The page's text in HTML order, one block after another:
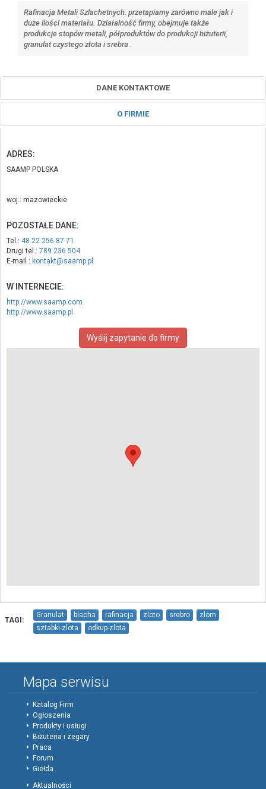
Rafinacja Metali Szlachetnych: przetapiamy zarówno male jak i
duze ilości materiału. Działalność firmy, obejmuje także
produkcje stopów metali, półproduktów do produkcji biżuterii,
granulat czystego złota i srebra .
DANE KONTAKTOWE
O FIRMIE
ADRES:
SAAMP POLSKA
woj.: mazowieckie
POZOSTAŁE DANE:
Tel.: 48 22 256 87 71
Drugi tel.: 789 236 504
E-mail : kontakt@saamp.pl
W INTERNECIE:
http://www.saamp.com
http://www.saamp.pl
Wyślij zapytanie do firmy
TAGI:
Granulat blacha rafinacja zloto srebro
zlom
sztabki-zlota
odkup-zlota
Mapa serwisu
Katalog Firm
Ogłoszenia
Produkty i usługi
Biżuteria i zegary
Praca
Forum
Giełda
Aktualności